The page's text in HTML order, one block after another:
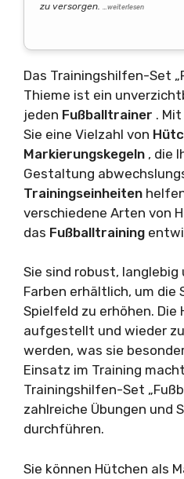
zu versorgen. …weiterlesen
Das Trainingshilfen-Set
Thieme ist ein
jeden Fußballtrainer .
Sie eine Vielzahl von
Markierungskegeln , die
Gestaltung
Trainingseinheiten
verschiedene Arten von
das Fußballtraining
Sie sind robust,
Farben erhältlich, um
Spielfeld zu erhöhen.
aufgestellt und wieder
werden, was sie
Einsatz im Training
Trainingshilfen-Set
zahlreiche Übungen und
durchführen.
Sie können Hütchen als